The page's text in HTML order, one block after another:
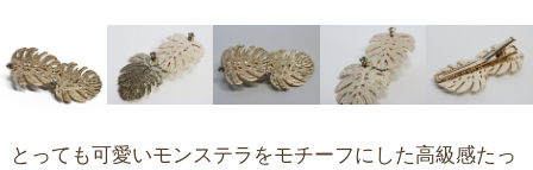
とっても可愛いモンステラをモチーフにした高級感たっ